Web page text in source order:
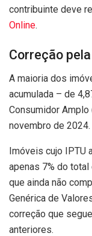
contribuinte deve
Online.
Correção
A maioria dos
acumulada – de
Consumidor
novembro de 2024.
Imóveis cujo IPTU
apenas 7% do
que ainda não
Genérica de
correção que
anteriores.